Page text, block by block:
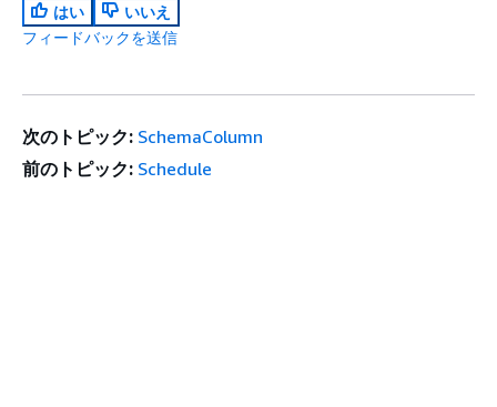
はい
いいえ
フィードバックを送信
次のトピック: SchemaColumn
前のトピック: Schedule